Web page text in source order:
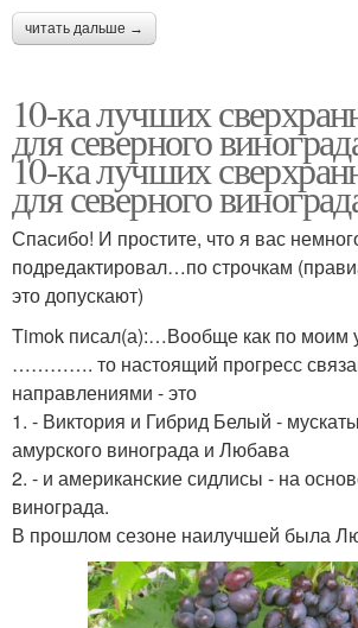
читать дальше →
10-ка лучших
для северного
10-ка лучших
для северного
Спасибо! И простите, что я вас
подредактировал…по строчкам
это допускают)
Timok писал(а):…Вообще как по моим
…………. то настоящий прогресс
направлениями - это
1. - Виктория и Гибрид Белый -
амурского винограда и Любава
2. - и американские сидлисы - на
винограда.
В прошлом сезоне наилучшей была